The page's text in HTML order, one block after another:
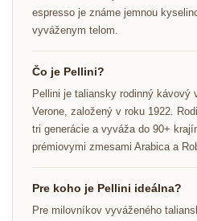
espresso je známe jemnou
vyváženym telom.
Čo je Pellini?
Pellini je taliansky rodinný kávový
Verone, založený v roku 1922.
tri generácie a vyváža do 90+
prémiovymi zmesami Arabica a
Pre koho je Pellini ideálna?
Pre milovníkov vyváženého